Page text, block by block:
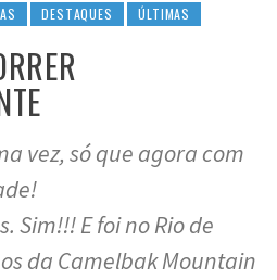
DESTAQUES ÚLTIMAS
vez, só que agora com
Sim!!! E foi no Rio de
da Camelbak Mountain